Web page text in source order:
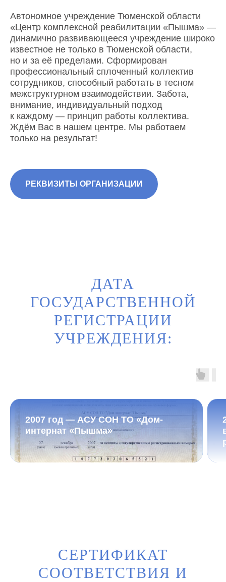
Автономное учреждение Тюменской области
«Центр комплексной реабилитации «Пышма» —
динамично развивающееся учреждение широко
известное не только в Тюменской области,
но и за её пределами. Сформирован
профессиональный сплоченный коллектив
сотрудников, способный работать в тесном
межструктурном взаимодействии. Забота,
внимание, индивидуальный подход
к каждому — принцип работы коллектива.
Ждём Вас в нашем центре. Мы работаем
только на результат!
РЕКВИЗИТЫ ОРГАНИЗАЦИИ
ДАТА
ГОСУДАРСТВЕННОЙ
РЕГИСТРАЦИИ
УЧРЕЖДЕНИЯ:
2007 год — АСУ СОН ТО «Дом-
интернат «Пышма»
СЕРТИФИКАТ
СООТВЕТСТВИЯ И